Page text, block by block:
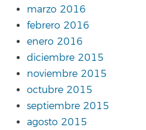
marzo 2016
febrero 2016
enero 2016
diciembre 2015
noviembre 2015
octubre 2015
septiembre 2015
agosto 2015